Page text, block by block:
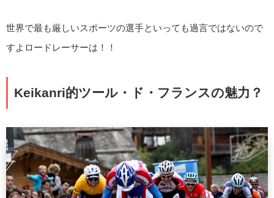
世界で最も厳しいスポーツの選手といっても過言ではないので
すよロードレーサーは！！
Keikanri的ツール・ド・フランスの魅力？